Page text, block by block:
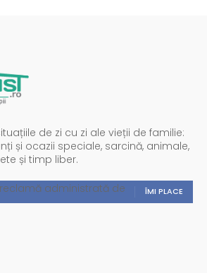
de zi cu zi ale vieții de familie:
și ocazii speciale, sarcină, animale,
și timp liber.
ÎMI PLACE
administrată de